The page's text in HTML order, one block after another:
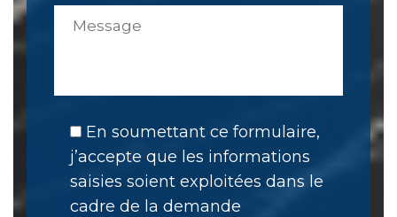
En soumettant ce formulaire,
j’accepte que les informations
saisies soient exploitées dans le
cadre de la demande